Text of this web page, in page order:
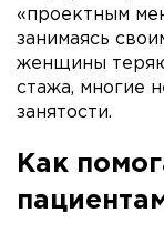
«проектным
занимаясь
женщины
стажа, многие
занятости.
Как